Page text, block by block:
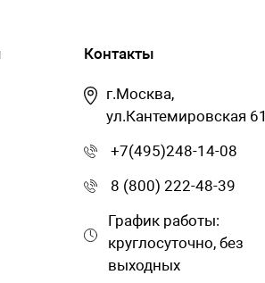
Контакты
г.Москва,
ул.Кантемировская 61
+7(495)248-14-08
8 (800) 222-48-39
График работы:
круглосуточно, без
выходных